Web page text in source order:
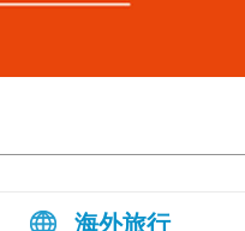
海外旅行